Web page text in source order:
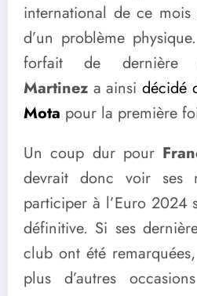
international de ce
d’un problème
forfait de dernière
Martinez a ainsi décidé
Mota pour la première
Un coup dur pour
devrait donc voir ses
participer à l’Euro 2024
définitive. Si ses
club ont été
plus d’autres